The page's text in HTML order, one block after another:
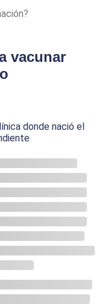
vacunar
donde nació el